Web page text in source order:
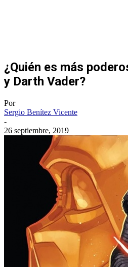
¿Quién es más
y Darth Vader?
Por
Sergio Benítez Vicente
-
26 septiembre, 2019